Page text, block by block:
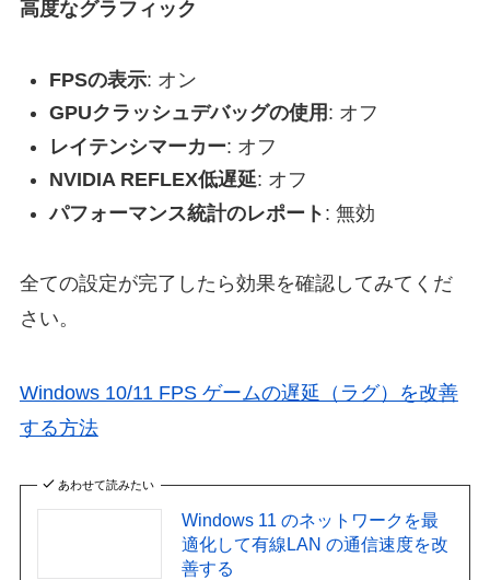
高度なグラフィック
FPSの表示: オン
GPUクラッシュデバッグの使用 : オフ
レイテンシマーカー: オフ
NVIDIA REFLEX低遅延: オフ
パフォーマンス統計のレポート : 無効
全ての設定が完了したら効果を確認してみてくだ
さい。
Windows 10/11 FPS ゲームの遅延（ラグ）を改善
する方法
あわせて読みたい
Windows 11 のネットワークを最
適化して有線LAN の通信速度を改
善する